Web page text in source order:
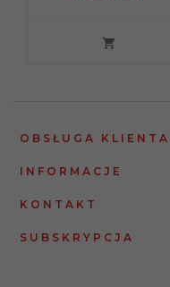
OBSŁUGA KLIENTA
INFORMACJE
KONTAKT
SUBSKRYPCJA